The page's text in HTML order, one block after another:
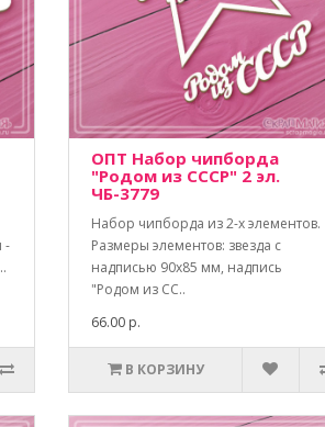
-
ОПТ Набор чипборда
"Родом из СССР" 2 эл.
ЧБ-3779
Набор чипборда из 2-х элементов.
Размеры элементов: звезда с
надписью 90х85 мм, надпись
"Родом из СС..
66.00 р.
В КОРЗИНУ